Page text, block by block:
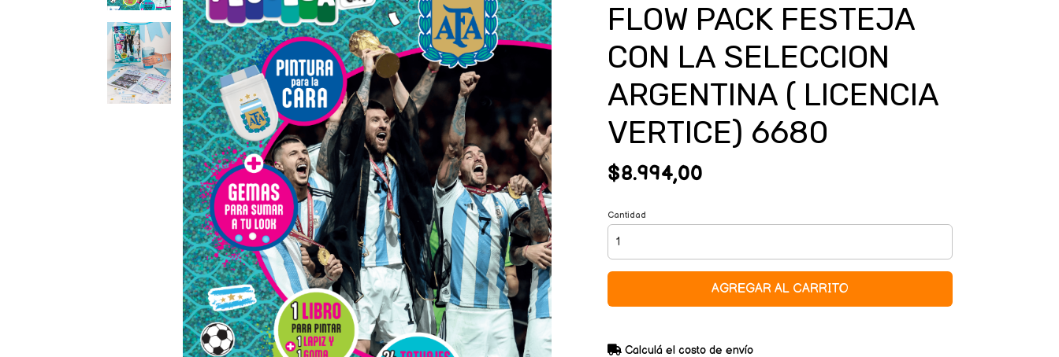
FLOW PACK FESTEJA
CON LA SELECCION
ARGENTINA ( LICENCIA
VERTICE) 6680
$8.994,00
Cantidad
AGREGAR AL CARRITO
Calculá el costo de envío